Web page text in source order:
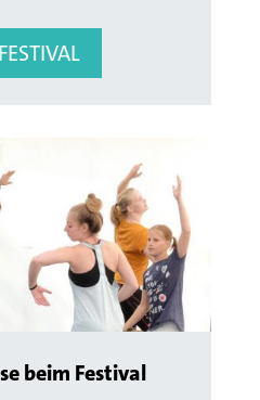
beim Festival